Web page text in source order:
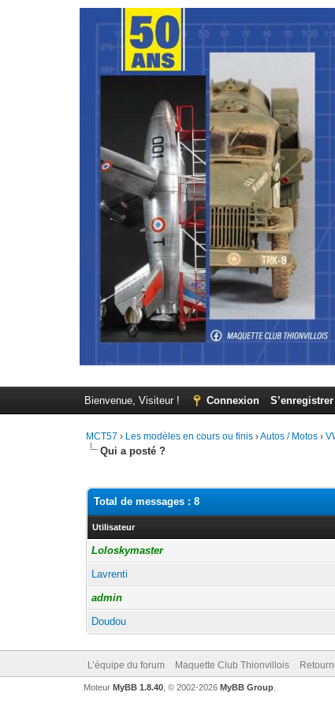
Bienvenue, Visiteur ! Connexion S’enregistrer
MCT57 › Les modèles en cours ou finis ›Autos / Motos ›
Qui a posté ?
Total de messages : 8
Utilisateur
Loloskymaster
Lavrenti
admin
Doudou
L’équipe du forum Maquette Club Thionvillois
Moteur MyBB 1.8.40, © 2002-2026 MyBB Group.